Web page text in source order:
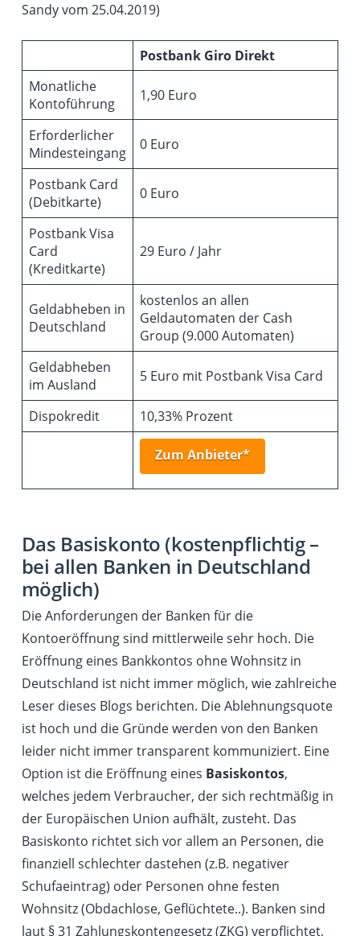
Sandy vom 25.04.2019)
Postbank Giro Direkt
Monatliche
Kontoführung
1,90 Euro
Erforderlicher
Mindesteingang
0 Euro
Postbank Card
(Debitkarte)
0 Euro
Postbank Visa
Card
(Kreditkarte)
29 Euro / Jahr
Geldabheben in
Deutschland
kostenlos an allen
Geldautomaten der Cash
Group (9.000 Automaten)
Geldabheben
im Ausland
5 Euro mit Postbank Visa Card
Dispokredit 10,33% Prozent
Zum Anbieter*
Das Basiskonto (kostenpflichtig –
bei allen Banken in Deutschland
möglich)
Die Anforderungen der Banken für die
Kontoeröffnung sind mittlerweile sehr hoch. Die
Eröffnung eines Bankkontos ohne Wohnsitz in
Deutschland ist nicht immer möglich, wie zahlreiche
Leser dieses Blogs berichten. Die Ablehnungsquote
ist hoch und die Gründe werden von den Banken
leider nicht immer transparent kommuniziert. Eine
Option ist die Eröffnung eines Basiskontos,
welches jedem Verbraucher, der sich rechtmäßig in
der Europäischen Union aufhält, zusteht. Das
Basiskonto richtet sich vor allem an Personen, die
finanziell schlechter dastehen (z.B. negativer
Schufaeintrag) oder Personen ohne festen
Wohnsitz (Obdachlose, Geflüchtete..). Banken sind
laut § 31 Zahlungskontengesetz (ZKG) verpflichtet,